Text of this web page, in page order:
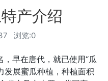
产介绍
浏览:0
早在唐代，就已使用“瓜
发展蜜瓜种植，种植面积